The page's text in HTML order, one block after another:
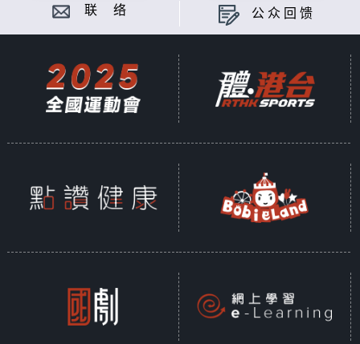
联 络 公众回馈